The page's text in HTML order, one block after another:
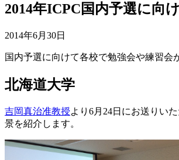
2014年ICPC国内予選に向
2014年6月30日
国内予選に向けて各校で勉強会や練習会
北海道大学
吉岡真治准教授より6月24日にお送りい
景を紹介します。